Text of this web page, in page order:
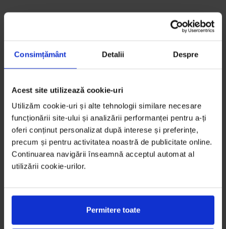
Consimțământ Detalii Despre
Acest site utilizează cookie-uri
Utilizăm cookie-uri și alte tehnologii similare necesare
funcționării site-ului și analizării performanței pentru a-ți
oferi conținut personalizat după interese și preferințe,
precum și pentru activitatea noastră de publicitate online.
Continuarea navigării înseamnă acceptul automat al
utilizării cookie-urilor.
Permitere toate